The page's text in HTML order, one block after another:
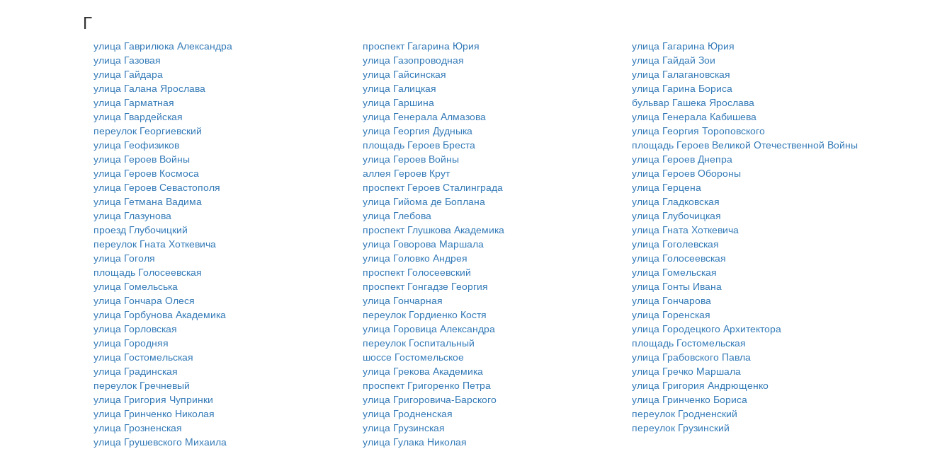
Г
улица Гаврилюка Александра проспект Гагарина Юрия
улица Гагарина Юрия
улица Газовая
улица Газопроводная
улица Гайдай Зои
улица Гайдара
улица Гайсинская
улица Галагановская
улица Галана Ярослава
улица Галицкая
улица Гарина Бориса
улица Гарматная
улица Гаршина
бульвар Гашека Ярослава
улица Гвардейская
улица Генерала Алмазова
улица Генерала Кабишева
переулок Георгиевский
улица Георгия Дудныка
улица Георгия Тороповского
улица Геофизиков
площадь Героев Бреста
площадь Героев Великой Отечественной Войны
улица Героев Войны
улица Героев Войны
улица Героев Днепра
улица Героев Космоса
аллея Героев Крут
улица Героев Обороны
улица Героев Севастополя
проспект Героев Сталинграда
улица Герцена
улица Гетмана Вадима
улица Гийома де Боплана
улица Гладковская
улица Глазунова
улица Глебова
улица Глубочицкая
проезд Глубочицкий
проспект Глушкова Академика
улица Гната Хоткевича
переулок Гната Хоткевича
улица Говорова Маршала
улица Гоголевская
улица Гоголя
улица Головко Андрея
улица Голосеевская
площадь Голосеевская
проспект Голосеевский
улица Гомельская
улица Гомельська
проспект Гонгадзе Георгия
улица Гонты Ивана
улица Гончара Олеся
улица Гончарная
улица Гончарова
улица Горбунова Академика
переулок Гордиенко Костя
улица Горенская
улица Горловская
улица Горовица Александра
улица Городецкого Архитектора
улица Городняя
переулок Госпитальный
площадь Гостомельская
улица Гостомельская
шоссе Гостомельское
улица Грабовского Павла
улица Градинская
улица Грекова Академика
улица Гречко Маршала
переулок Гречневый
проспект Григоренко Петра
улица Григория Андрющенко
улица Григория Чупринки
улица Григоровича-Барского
улица Гринченко Бориса
улица Гринченко Николая
улица Гродненская
переулок Гродненский
улица Грозненская
улица Грузинская
переулок Грузинский
улица Грушевского Михаила
улица Гулака Николая